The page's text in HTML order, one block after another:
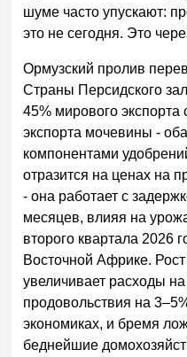
шуме часто упускают:
это не сегодня. Это
Ормузский пролив
Страны Персидского
45% мирового
экспорта мочевины -
компонентами
отразится на ценах на
- она работает с
месяцев, влияя на
второго квартала 2026
Восточной Африке.
увеличивает расходы
продовольствия на
экономиках, и бремя
беднейшие